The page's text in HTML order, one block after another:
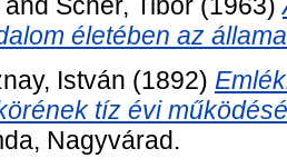
and Scher, Tibor (1963)
életében az
István (1892)
tíz évi
Nagyvárad.